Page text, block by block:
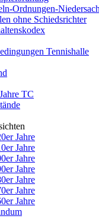
Ordnungen-
ohne Schiedsrichter
Tennishalle
TC
Jahre
Jahre
Jahre
Jahre
Jahre
Jahre
Jahre